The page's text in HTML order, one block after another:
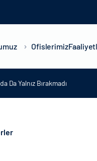
Ofislerimiz
Da Yalnız Bırakmadı